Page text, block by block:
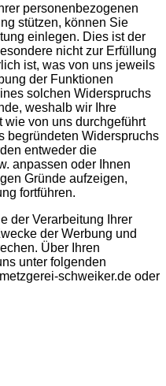
personenbezogenen
stützen, können Sie
einlegen. Dies ist der
nicht zur Erfüllung
ist, was von uns jeweils
der Funktionen
solchen Widerspruchs
weshalb wir Ihre
wie von uns durchgeführt
begründeten Widerspruchs
entweder die
anpassen oder Ihnen
Gründe aufzeigen,
fortführen.
der Verarbeitung Ihrer
der Werbung und
Über Ihren
unter folgenden
schweiker.de oder